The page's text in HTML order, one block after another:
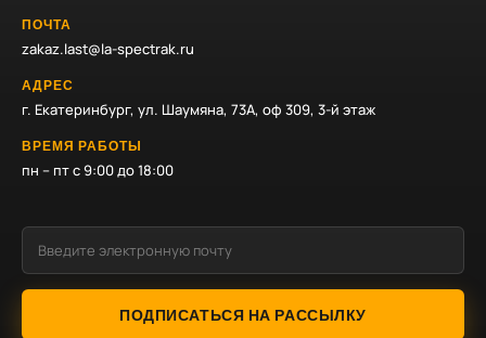
ПОЧТА
zakaz.last@la-spectrak.ru
АДРЕС
г. Екатеринбург, ул. Шаумяна, 73А, оф 309, 3-й этаж
ВРЕМЯ РАБОТЫ
пн – пт с 9:00 до 18:00
ПОДПИСАТЬСЯ НА РАССЫЛКУ